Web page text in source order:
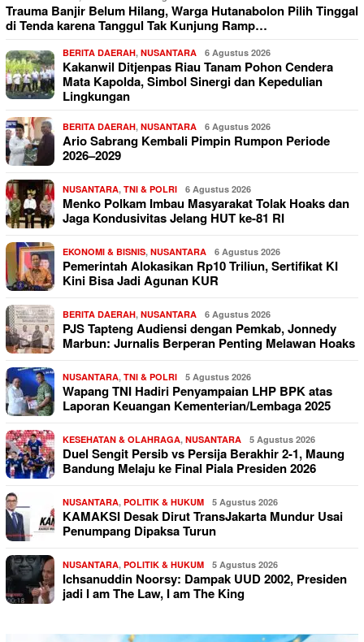
Trauma Banjir Belum Hilang, Warga Hutanabolon Pilih Tinggal
di Tenda karena Tanggul Tak Kunjung Ramp…
BERITA DAERAH, NUSANTARA 6 Agustus 2026
Kakanwil Ditjenpas Riau Tanam Pohon Cendera
Mata Kapolda, Simbol Sinergi dan Kepedulian
Lingkungan
BERITA DAERAH, NUSANTARA 6 Agustus 2026
Ario Sabrang Kembali Pimpin Rumpon Periode
2026–2029
NUSANTARA, TNI & POLRI 6 Agustus 2026
Menko Polkam Imbau Masyarakat Tolak Hoaks dan
Jaga Kondusivitas Jelang HUT ke-81 RI
EKONOMI & BISNIS, NUSANTARA 6 Agustus 2026
Pemerintah Alokasikan Rp10 Triliun, Sertifikat KI
Kini Bisa Jadi Agunan KUR
BERITA DAERAH, NUSANTARA 6 Agustus 2026
PJS Tapteng Audiensi dengan Pemkab, Jonnedy
Marbun: Jurnalis Berperan Penting Melawan Hoaks
NUSANTARA, TNI & POLRI 5 Agustus 2026
Wapang TNI Hadiri Penyampaian LHP BPK atas
Laporan Keuangan Kementerian/Lembaga 2025
KESEHATAN & OLAHRAGA, NUSANTARA 5 Agustus 2026
Duel Sengit Persib vs Persija Berakhir 2-1, Maung
Bandung Melaju ke Final Piala Presiden 2026
NUSANTARA, POLITIK & HUKUM 5 Agustus 2026
KAMAKSI Desak Dirut TransJakarta Mundur Usai
Penumpang Dipaksa Turun
NUSANTARA, POLITIK & HUKUM 5 Agustus 2026
Ichsanuddin Noorsy: Dampak UUD 2002, Presiden
jadi I am The Law, I am The King